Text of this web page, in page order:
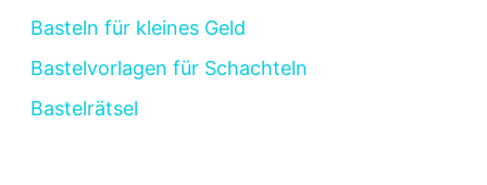
Basteln für kleines Geld
Bastelvorlagen für Schachteln
Bastelrätsel